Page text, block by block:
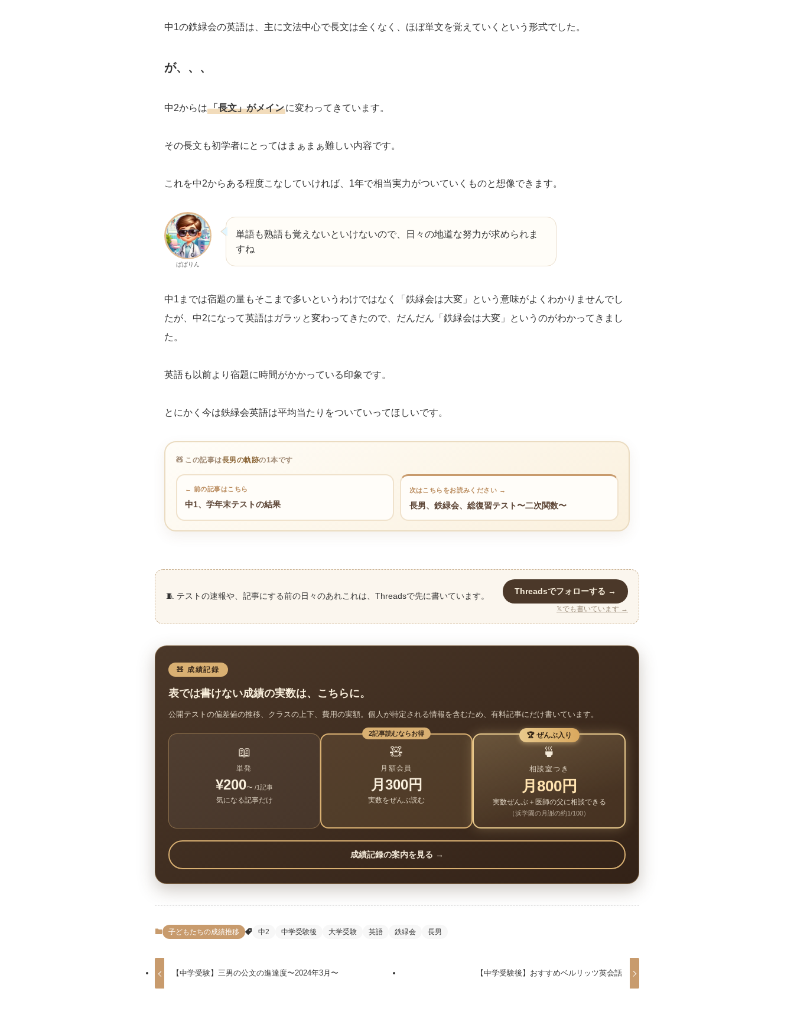
中1の鉄緑会の英語は、主に文法中心で長文は全くなく、ほぼ単文を覚えていくという形式でした。
が、、、
中2からは「長文」がメインに変わってきています。
その長文も初学者にとってはまぁまぁ難しい内容です。
これを中2からある程度こなしていければ、1年で相当実力がついていくものと想像できます。
ぱぱりん
単語も熟語も覚えないといけないので、日々の地道な努力が求められま
すね
中1までは宿題の量もそこまで多いというわけではなく「鉄緑会は大変」という意味がよくわかりませんでし
たが、中2になって英語はガラッと変わってきたので、だんだん「鉄緑会は大変」というのがわかってきまし
た。
英語も以前より宿題に時間がかかっている印象です。
とにかく今は鉄緑会英語は平均当たりをついていってほしいです。
🧸 この記事は長男の軌跡の1本です
← 前の記事はこちら
中1、学年末テストの結果
次はこちらをお読みください →
長男、鉄緑会、総復習テスト〜二次関数〜
🧵 テストの速報や、記事にする前の日々のあれこれは、Threadsで先に書いています。
Threadsでフォローする →
𝕏でも書いています →
🧸 成績記録
表では書けない成績の実数は、こちらに。
公開テストの偏差値の推移、クラスの上下、費用の実額。個人が特定される情報を含むため、有料記事にだけ書いています。
📖
単発
¥200〜 /1記事
気になる記事だけ
2記事読むならお得
🧸
月額会員
月300円
実数をぜんぶ読む
🏆 ぜんぶ入り
🍵
相談室つき
月800円
実数ぜんぶ＋医師の父に相談できる
（浜学園の月謝の約1/100）
成績記録の案内を見る →
子どもたちの成績推移 中2 中学受験後 大学受験 英語 鉄緑会 長男
【中学受験】三男の公文の進達度〜2024年3月〜 【中学受験後】おすすめベルリッツ英会話